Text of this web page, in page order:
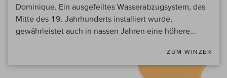
Dominique. Ein ausgefeiltes Wasserabzugsystem, das
Mitte des 19. Jahrhunderts installiert wurde,
gewährleistet auch in nassen Jahren eine höhere...
ZUM WINZER